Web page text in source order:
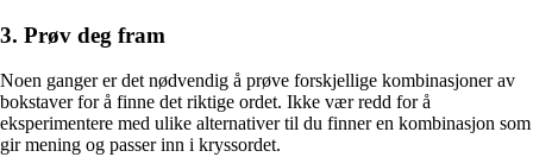
3. Prøv deg fram
Noen ganger er det nødvendig å prøve forskjellige kombinasjoner av
bokstaver for å finne det riktige ordet. Ikke vær redd for å
eksperimentere med ulike alternativer til du finner en kombinasjon som
gir mening og passer inn i kryssordet.